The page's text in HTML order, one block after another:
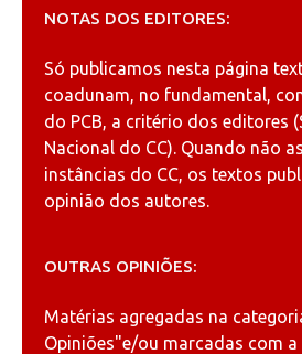
NOTAS DOS EDITORES:
Só publicamos nesta página
coadunam, no fundamental,
do PCB, a critério dos editores
Nacional do CC). Quando não
instâncias do CC, os textos
opinião dos autores.
OUTRAS OPINIÕES:
Matérias agregadas na
Opiniões"e/ou marcadas com